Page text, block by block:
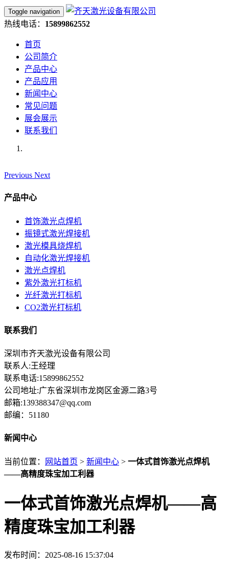
Toggle navigation
热线电话： 15899862552
首页
公司简介
产品中心
产品应用
新闻中心
常见问题
展会展示
联系我们
Previous Next
产品中心
首饰激光点焊机
振镜式激光焊接机
激光模具烧焊机
自动化激光焊接机
激光点焊机
紫外激光打标机
光纤激光打标机
CO2激光打标机
联系我们
深圳市齐天激光设备有限公司
联系人:王经理
联系电话:15899862552
公司地址:广东省深圳市龙岗区金源二路3号
邮箱:139388347@qq.com
邮编：51180
新闻中心
当前位置： 网站首页 > 新闻中心 > 一体式首饰激光点焊机
——高精度珠宝加工利器
一体式首饰激光点焊机——高
精度珠宝加工利器
发布时间：2025-08-16 15:37:04